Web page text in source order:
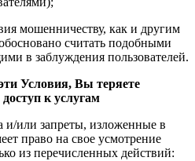
мошенничеству, как и другим
считать подобными
в заблуждения пользователей.
Условия, Вы теряете
к услугам
или запреты, изложенные в
право на свое усмотрение
из перечисленных действий: